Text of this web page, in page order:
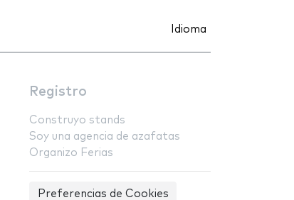
Idioma
Registro
Construyo stands
Soy una agencia de azafatas
Organizo Ferias
Preferencias de Cookies